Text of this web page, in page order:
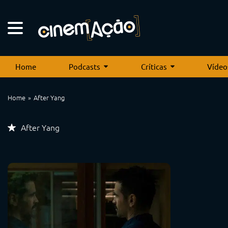
Home Podcasts Críticas
Home After Yang
After Yang